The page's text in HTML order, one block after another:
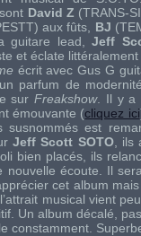
David Z (TRANS-
) aux fûts, BJ (
guitare lead ,Jeff
et éclate
écrit avecGus G
parfum de
sur Freakshow. Il y a
émouvante (cliquez ici
susnommés est
Jeff Scott SOTO, ils
bien placés, ils
nouvelle écoute. Il
cet album
musical vient
Un album décalé,
constamment.